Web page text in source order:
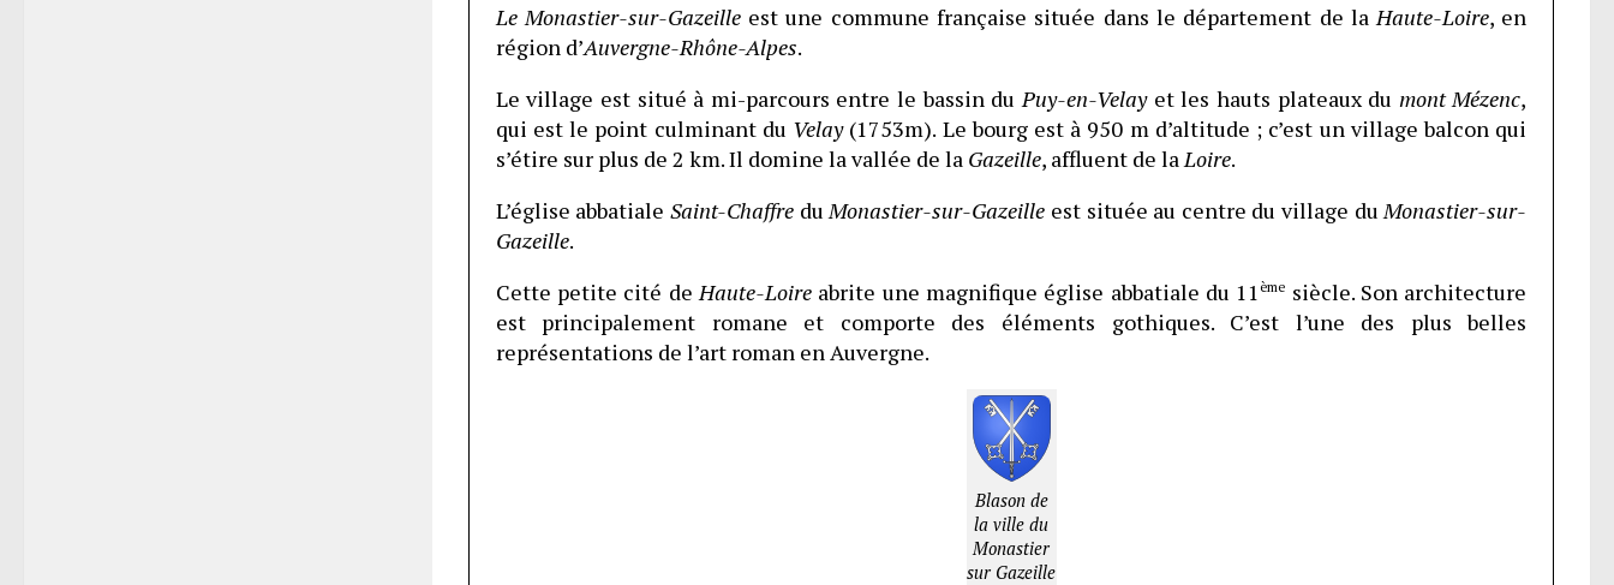
Le Monastier-sur-Gazeilleest une commune française située dans le département de la Haute-Loire, en
région d’Auvergne-Rhône-Alpes.
Le village est situé à mi-parcours entre le bassin du Puy-en-Velayet les hauts plateaux du mont Mézenc,
qui est le point culminant du Velay(1753m). Le bourg est à 950 m d’altitude ; c’est un village balcon qui
s’étire sur plus de 2 km. Il domine la vallée de la Gazeille, affluent de la Loire.
L’église abbatiale Saint-Chaffredu Monastier-sur-Gazeille est située au centre du village du Monastier-sur-
Gazeille.
Cette petite cité de Haute-Loireabrite une magnifique église abbatiale du 11 ème siècle. Son architecture
est principalement romane et comporte des éléments gothiques. C’est l’une des plus belles
représentations de l’art roman en Auvergne.
Blason de
la ville du
Monastier
sur Gazeille